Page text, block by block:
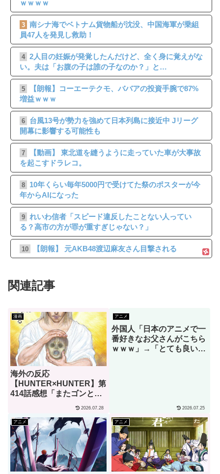
ｗｗｗｗ
3 南シナ海でベトナム貨物船が沈没、中国海軍が乗組
員47人を発見し救助！
4 2人目の妊娠が発覚したんだけど、全く身に覚えがな
い。夫は「お腹の子は誰の子なのか？」と…
5
【朗報】コーエーテクモ、ババアの投資手腕で87%
増益ｗｗｗ
6
台風13号が勢力を強めて日本列島に接近中 Jリーグ
開幕に影響する可能性も
7
【動画】 東北道を縫うように走っていた車が大事故
を起こすドラレコ。
8
10年くらい毎年5000円で受けてた祭のポスターが今
年からAIになった
9 れいわ信者「スピード違反したことない人ってい
る？高市の方が罪が重すぎじゃない？」
10 【朗報】 元AKB48渡辺麻友さん目撃される
関連記事
漫画
海外の反応
【HUNTER×HUNTER】第
414話感想「またゴンとキ
待ってた」
2026.07.28
アニメ
外国人「日本のアニメで一
番好きなお父さんがこちら
ｗｗｗ」→「とても良い人
2026.07.25
アニメ アニメ